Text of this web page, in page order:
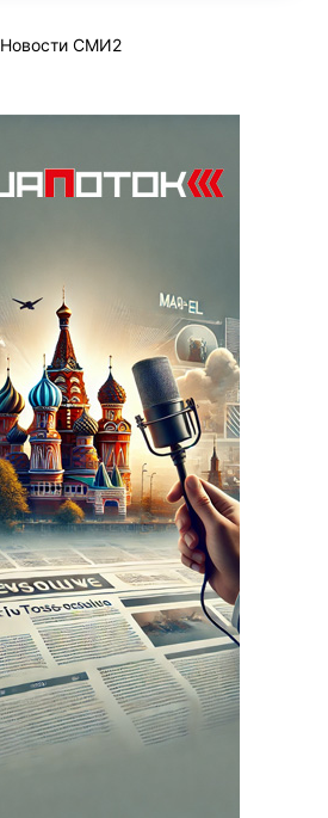
Новости СМИ2